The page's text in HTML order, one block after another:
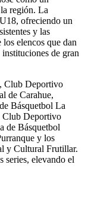
región. La
ofreciendo un
y las
elencos que dan
de gran
Club Deportivo
de Carahue,
Básquetbol La
Club Deportivo
de Básquetbol
y los
y Cultural Frutillar.
series, elevando el